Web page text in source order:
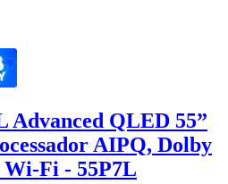
Advanced QLED 55”
AIPQ, Dolby
Wi-Fi - 55P7L